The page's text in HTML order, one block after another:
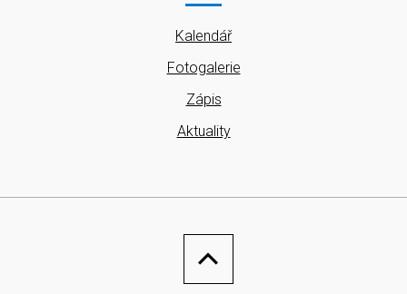
Kalendář
Fotogalerie
Zápis
Aktuality